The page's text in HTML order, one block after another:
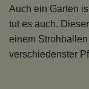
Auch ein Garten
tut es auch.
einem
verschiedenster